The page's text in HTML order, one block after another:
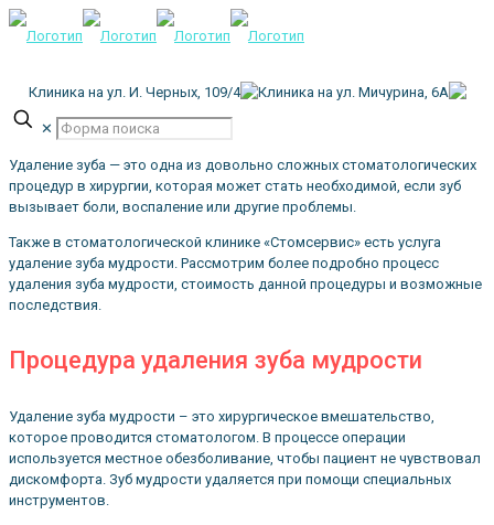
Клиника на ул. И. Черных, 109/4 Клиника на ул. Мичурина, 6А
✕
Удаление зуба — это одна из довольно сложных стоматологических
процедур в хирургии, которая может стать необходимой, если зуб
вызывает боли, воспаление или другие проблемы.
Также в стоматологической клинике «Стомсервис» есть услуга
удаление зуба мудрости. Рассмотрим более подробно процесс
удаления зуба мудрости, стоимость данной процедуры и возможные
последствия.
Процедура удаления зуба мудрости
Удаление зуба мудрости – это хирургическое вмешательство,
которое проводится стоматологом. В процессе операции
используется местное обезболивание, чтобы пациент не чувствовал
дискомфорта. Зуб мудрости удаляется при помощи специальных
инструментов.